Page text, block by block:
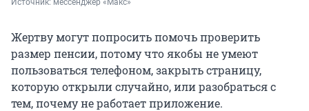
Жертву могут попросить помочь проверить
размер пенсии, потому что якобы не умеют
пользоваться телефоном, закрыть страницу,
которую открыли случайно, или разобраться с
тем, почему не работает приложение.